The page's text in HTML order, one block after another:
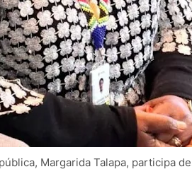
Margarida Talapa, participa